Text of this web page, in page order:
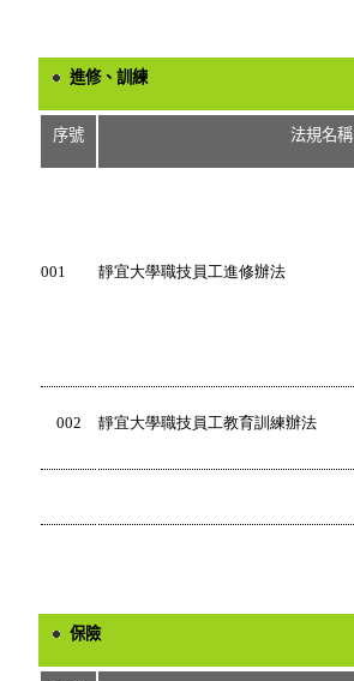
進修、訓練
序號 法規名稱
001 靜宜大學職技員工進修辦法
002 靜宜大學職技員工教育訓練辦法
保險